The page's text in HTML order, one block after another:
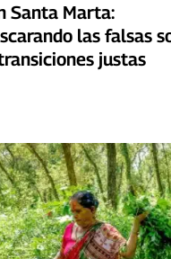
Santa Marta:
las falsas
justas